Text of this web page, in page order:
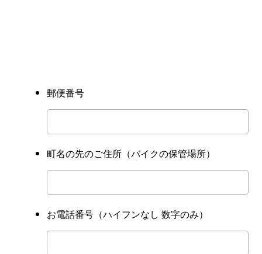
郵便番号
町名の先のご住所 （バイクの保管場所）
お電話番号 （ハイフンなし 数字のみ）